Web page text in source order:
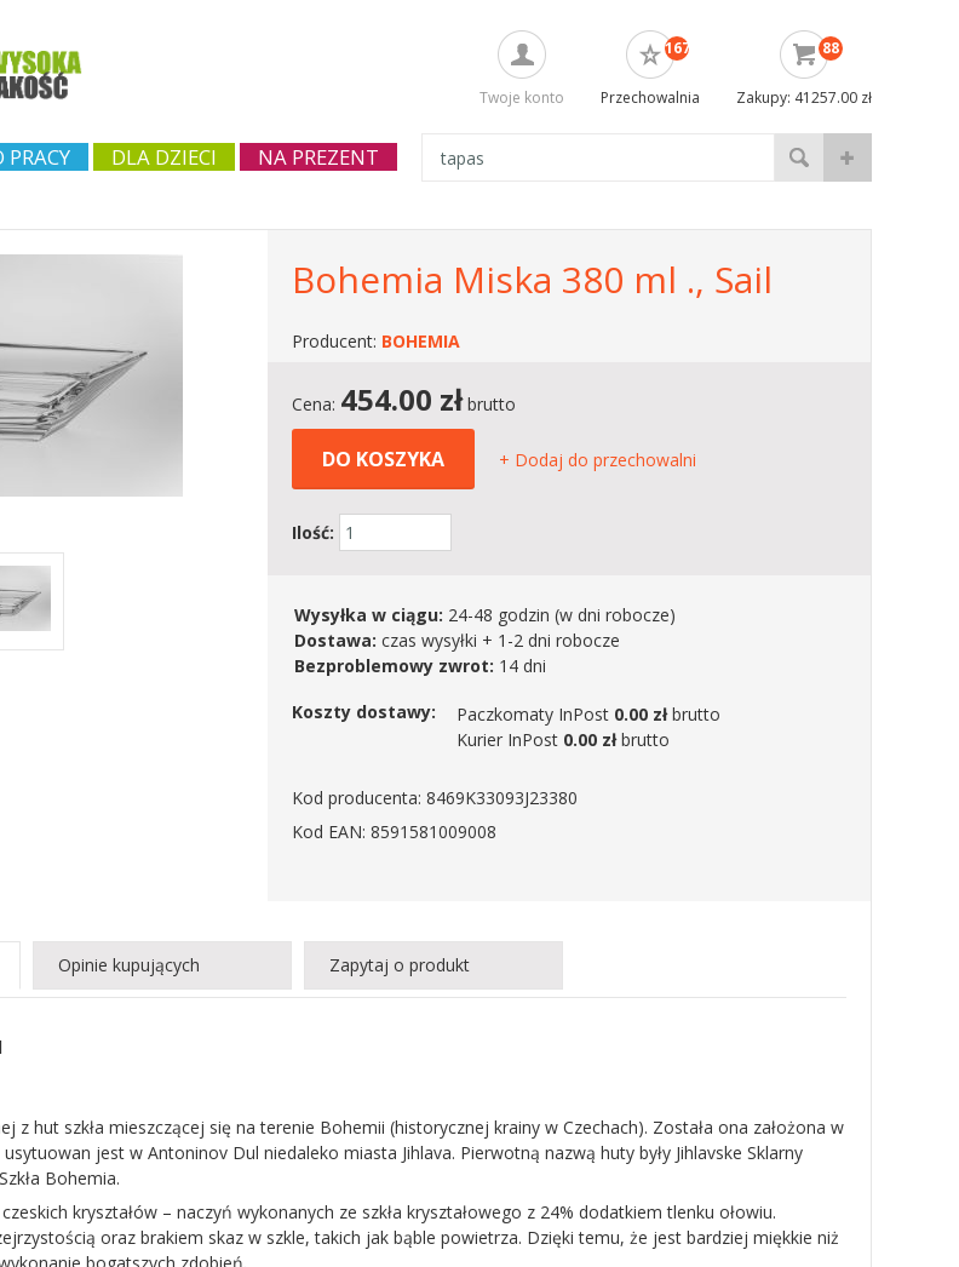
Twoje konto
167
Przechowalnia
88
Zakupy: 41257.00 zł
DLA DZIECI NA PREZENT
Bohemia Miska 380 ml ., Sail
Producent: BOHEMIA
Cena: 454.00 złbrutto
DO KOSZYKA + Dodaj do przechowalni
Ilość:
Wysyłka w ciągu: 24-48 godzin (w dni robocze)
Dostawa: czas wysyłki + 1-2 dni robocze
Bezproblemowy zwrot: 14 dni
Koszty dostawy:
Paczkomaty InPost 0.00 złbrutto
Kurier InPost 0.00 złbrutto
Kod producenta: 8469K33093J23380
Kod EAN: 8591581009008
Opinie kupujących Zapytaj o produkt
z hut szkła mieszczącej się na terenie Bohemii (historycznej krainy w Czechach). Została ona założona w
jest w Antoninov Dul niedaleko miasta Jihlava. Pierwotną nazwą huty były Jihlavske Sklarny
Bohemia.
kryształów – naczyń wykonanych ze szkła kryształowego z 24% dodatkiem tlenku ołowiu.
oraz brakiem skaz w szkle, takich jak bąble powietrza. Dzięki temu, że jest bardziej miękkie niż